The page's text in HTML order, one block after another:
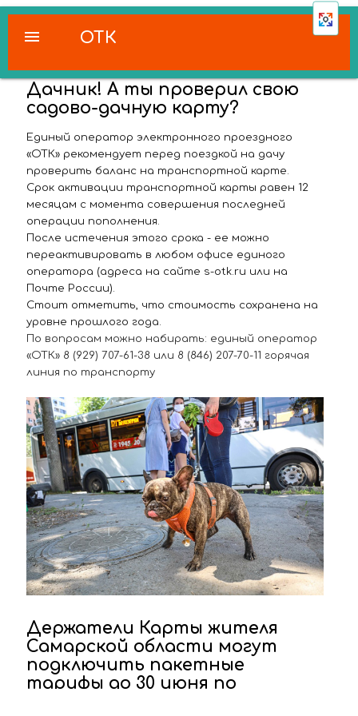
ОТК
menu
Дачник! А ты проверил свою
садово-дачную карту?
Единый оператор электронного проездного
«ОТК» рекомендует перед поездкой на дачу
проверить баланс на транспортной карте.
Срок активации транспортной карты равен 12
месяцам с момента совершения последней
операции пополнения.
После истечения этого срока - ее можно
переактивировать в любом офисе единого
оператора (адреса на сайте s-otk.ru или на
Почте России).
Стоит отметить, что стоимость сохранена на
уровне прошлого года.
По вопросам можно набирать: единый оператор
«ОТК» 8 (929) 707-61-38 или 8 (846) 207-70-11 горячая
линия по транспорту
Держатели Карты жителя
Самарской области могут
подключить пакетные
тарифы до 30 июня по